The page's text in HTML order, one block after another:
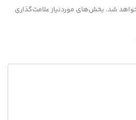
شد. بخش‌های موردنیاز علامت‌گذاری